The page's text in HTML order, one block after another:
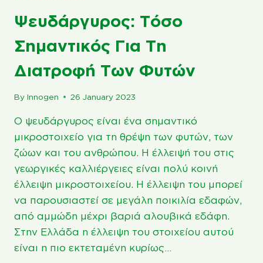
Ψευδάργυρος: Τόσο
Σημαντικός Για Τη
Διατροφή Των Φυτών
By Innogen 26 January 2023
Ο ψευδάργυρος είναι ένα σημαντικό
μικροστοιχείο για τη θρέψη των φυτών, των
ζώων και του ανθρώπου. Η έλλειψή του στις
γεωργικές καλλιέργειες είναι πολύ κοινή
έλλειψη μικροστοιχείου. Η έλλειψη του μπορεί
να παρουσιαστεί σε μεγάλη ποικιλία εδαφών,
από αμμώδη μέχρι βαριά αλουβικά εδάφη.
Στην Ελλάδα η έλλειψη του στοιχείου αυτού
είναι η πιο εκτεταμένη κυρίως…